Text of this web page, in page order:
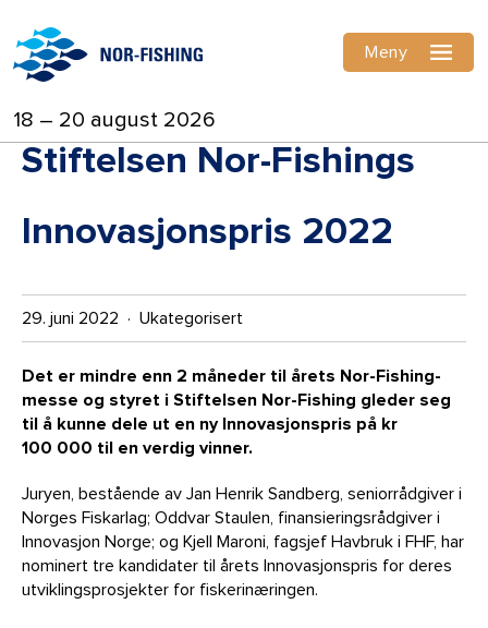
18 – 20 august 2026
Meny
Stiftelsen Nor-Fishings
Innovasjonspris 2022
29. juni 2022 · Ukategorisert
Det er mindre enn 2 måneder til årets Nor-Fishing-
messe og styret i Stiftelsen Nor-Fishing gleder seg
til å kunne dele ut en ny Innovasjonspris på kr
100 000 til en verdig vinner.
Juryen, bestående av Jan Henrik Sandberg, seniorrådgiver i
Norges Fiskarlag; Oddvar Staulen, finansieringsrådgiver i
Innovasjon Norge; og Kjell Maroni, fagsjef Havbruk i FHF, har
nominert tre kandidater til årets Innovasjonspris for deres
utviklingsprosjekter for fiskerinæringen.